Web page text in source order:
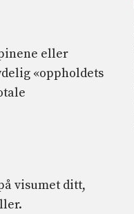
eller
«oppholdets
visumet ditt,